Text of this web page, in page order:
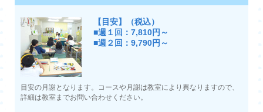
【目安】（税込）
■週１回：7,810円～
■週２回：9,790円～
目安の月謝となります。コースや月謝は教室により異なりますので、
詳細は教室までお問い合わせください。